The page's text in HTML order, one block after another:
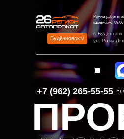
г.
ул. Розы
Режим работы
ежедневно,
Будённовск v
+7 (962) 265-55-55‬